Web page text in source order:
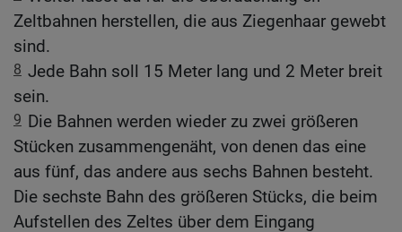
Zeltbahnen herstellen, die aus Ziegenhaar gewebt
sind.
8 Jede Bahn soll 15 Meter lang und 2 Meter breit
sein.
9 Die Bahnen werden wieder zu zwei größeren
Stücken zusammengenäht, von denen das eine
aus fünf, das andere aus sechs Bahnen besteht.
Die sechste Bahn des größeren Stücks, die beim
Aufstellen des Zeltes über dem Eingang